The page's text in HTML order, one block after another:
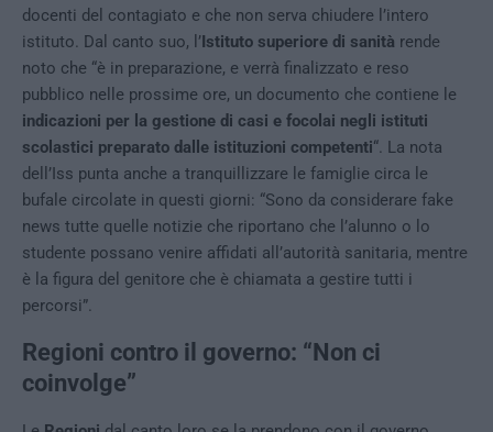
docenti del contagiato e che non serva chiudere l’intero
istituto. Dal canto suo, l’Istituto superiore di sanità rende
noto che “è in preparazione, e verrà finalizzato e reso
pubblico nelle prossime ore, un documento che contiene le
indicazioni per la gestione di casi e focolai negli istituti
scolastici preparato dalle istituzioni competenti“. La nota
dell’Iss punta anche a tranquillizzare le famiglie circa le
bufale circolate in questi giorni: “Sono da considerare fake
news tutte quelle notizie che riportano che l’alunno o lo
studente possano venire affidati all’autorità sanitaria, mentre
è la figura del genitore che è chiamata a gestire tutti i
percorsi”.
Regioni contro il governo: “Non ci
coinvolge”